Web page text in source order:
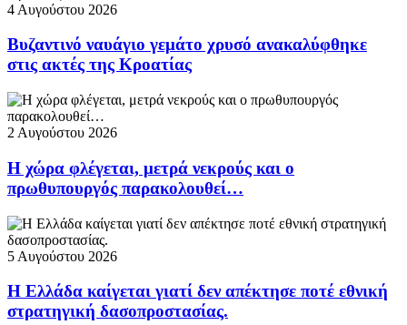
4 Αυγούστου 2026
Βυζαντινό ναυάγιο γεμάτο χρυσό ανακαλύφθηκε
στις ακτές της Κροατίας
2 Αυγούστου 2026
Η χώρα φλέγεται, μετρά νεκρούς και ο
πρωθυπουργός παρακολουθεί…
5 Αυγούστου 2026
Η Ελλάδα καίγεται γιατί δεν απέκτησε ποτέ εθνική
στρατηγική δασοπροστασίας.